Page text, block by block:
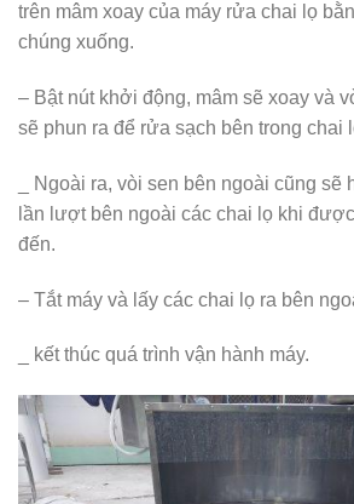
trên mâm xoay của máy rửa chai lọ
chúng xuống.
– Bật nút khởi động, mâm sẽ xoay và
sẽ phun ra để rửa sạch bên trong chai
_ Ngoài ra, vòi sen bên ngoài cũng sẽ
lần lượt bên ngoài các chai lọ khi
đến.
– Tắt máy và lấy các chai lọ ra bên
_ kết thúc quá trình vận hành máy.